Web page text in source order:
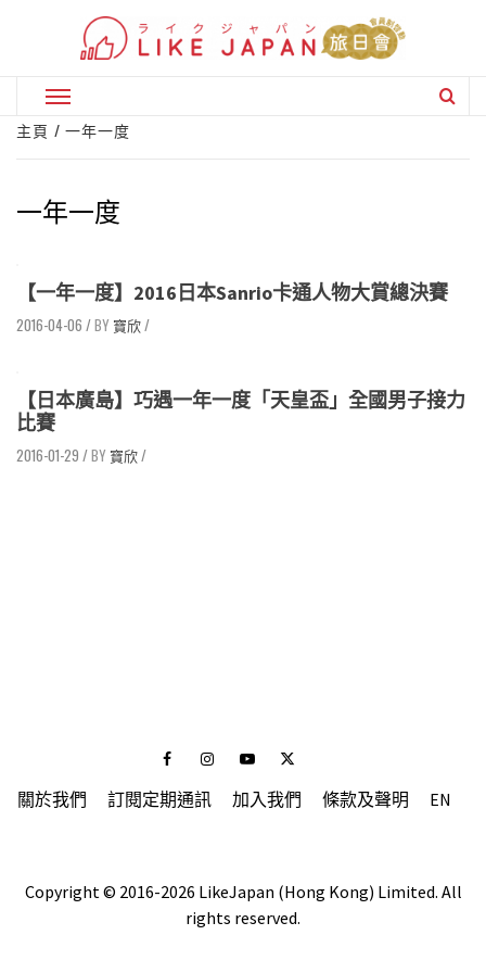
Primary
Menu
主頁 一年一度
一年一度
【一年一度】2016日本Sanrio卡通人物大賞總決賽
2016-04-06 / 寶欣/
【日本廣島】巧遇一年一度「天皇盃」全國男子接力
比賽
2016-01-29 / 寶欣/
FacebookInstagramYoutubeTwitter
關於我們 訂閱定期通訊 加入我們 條款及聲明 EN
Copyright © 2016-2026 LikeJapan (Hong Kong) Limited. All
rights reserved.